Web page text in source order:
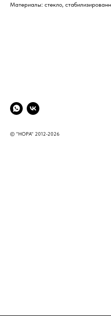
Материалы: стекло,
© "НОРА" 2012-2026